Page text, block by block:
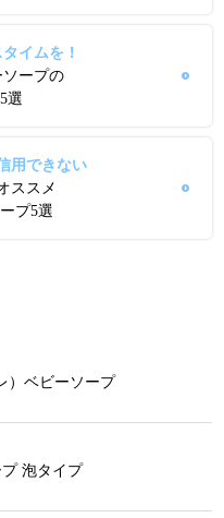
イムを！
ープの
選
用できない
ススメ
プ5選
）ベビーソープ
泡タイプ